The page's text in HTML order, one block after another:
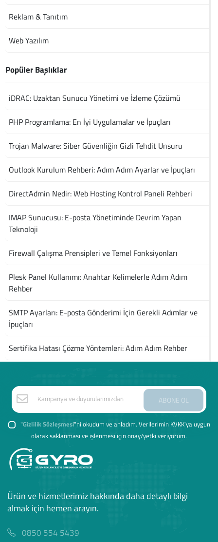
Reklam & Tanıtım
Web Yazılım
Popüler Başlıklar
iDRAC: Uzaktan Sunucu Yönetimi ve İzleme Çözümü
PHP Programlama: En İyi Uygulamalar ve İpuçları
Trojan Malware: Siber Güvenliğin Gizli Tehdit Unsuru
Outlook Kurulum Rehberi: Adım Adım Ayarlar ve İpuçları
DirectAdmin Nedir: Web Hosting Kontrol Paneli Rehberi
IMAP Sunucusu: E-posta Yönetiminde Devrim Yapan
Teknoloji
Firewall Çalışma Prensipleri ve Temel Fonksiyonları
Plesk Panel Kullanımı: Anahtar Kelimelerle Adım Adım
Rehber
SMTP Ayarları: E-posta Gönderimi İçin Gerekli Adımlar ve
İpuçları
Sertifika Hatası Çözme Yöntemleri: Adım Adım Rehber
ABONE OL
"Gizlilik Sözleşmesi"ni okudum ve anladım. Verilerimin KVKK'ya uygun
olarak saklanması ve işlenmesi için onay/yetki veriyorum.
Ürün ve hizmetlerimiz hakkında daha detaylı bilgi
almak için hemen arayın.
0850 554 5439